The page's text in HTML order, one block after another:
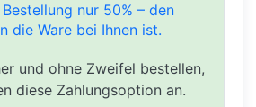
nur 50% – den
die Ware bei Ihnen ist.
und ohne Zweifel bestellen,
diese Zahlungsoption an.